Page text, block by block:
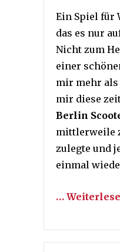
Ein Spiel für
das es nur
Nicht zum
einer
mir mehr als
mir diese
Berlin
mittlerweile
zulegte und
einmal
…